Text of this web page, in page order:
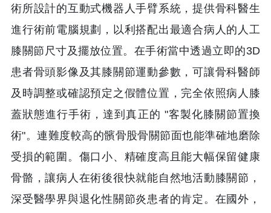
術所設計的互動式機器人手臂系統，提供骨科醫生
進行術前電腦規劃，以利搭配出最適合病人的人工
膝關節尺寸及擺放位置。在手術當中透過立即的3D
患者骨頭影像及其膝關節運動參數，可讓骨科醫師
及時調整或確認預定之假體位置，完全依照病人膝
蓋狀態進行手術，達到真正的 "客製化膝關節置換
術"。連難度較高的髕骨股骨關節面也能準確地磨除
受損的範圍。傷口小、精確度高且能大幅保留健康
骨骼，讓病人在術後很快就能自然地活動膝關節，
深受醫學界與退化性關節炎患者的肯定。在國外，